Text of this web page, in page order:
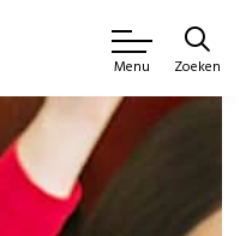
Menu Zoeken